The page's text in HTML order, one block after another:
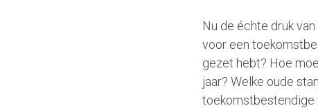
Nu de échte druk
voor een
gezet hebt? Hoe
jaar? Welke oude
toekomstbestendige